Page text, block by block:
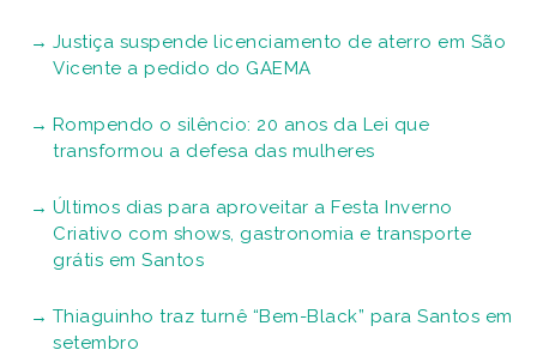
Justiça suspende licenciamento de aterro em São
Vicente a pedido do GAEMA
Rompendo o silêncio: 20 anos da Lei que
transformou a defesa das mulheres
Últimos dias para aproveitar a Festa Inverno
Criativo com shows, gastronomia e transporte
grátis em Santos
Thiaguinho traz turnê “Bem-Black” para Santos em
setembro